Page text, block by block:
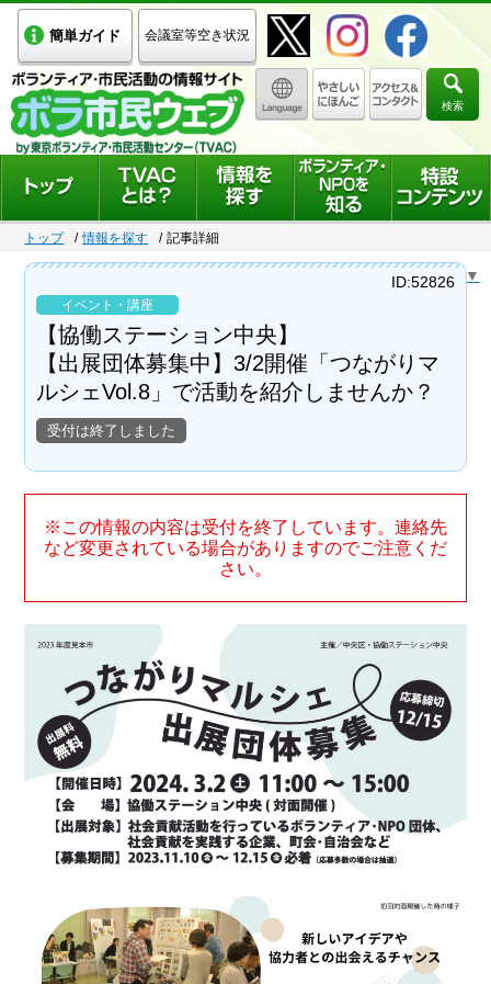
簡単ガイド 会議室等空き状況
検索
トップ 情報を探す 記事詳細
Select Language ▼
イベント・講座
【協働ステーション中央】
【出展団体募集中】3/2開催「つながりマ
ルシェVol.8」で活動を紹介しませんか？
受付は終了しました
ID:52826
※この情報の内容は受付を終了しています。連絡先
など変更されている場合がありますのでご注意くだ
さい。